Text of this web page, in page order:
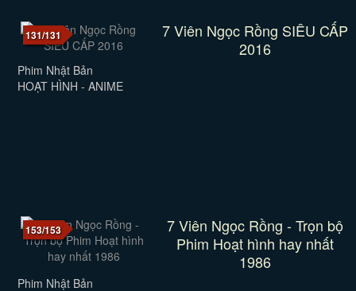
131/131
7 Viên Ngọc Rồng SIÊU CẤP
2016
Phim Nhật Bản
HOẠT HÌNH - ANIME
153/153
7 Viên Ngọc Rồng - Trọn bộ
Phim Hoạt hình hay nhất
1986
Phim Nhật Bản